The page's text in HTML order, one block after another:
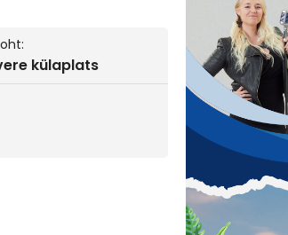
külaplats